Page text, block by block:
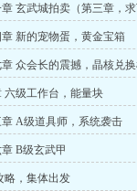
玄武城拍卖（第三章，
新的宠物蛋，黄金宝箱
众会长的震撼，晶核兑换
六级工作台，能量块
A级道具师，系统袭击
B级玄武甲
略，集体出发